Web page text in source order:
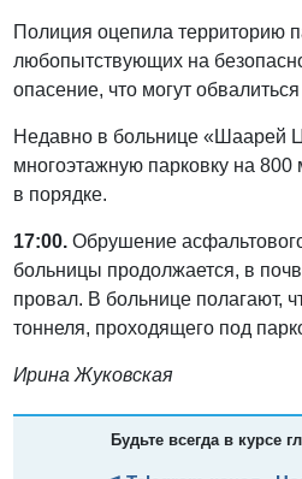
Полиция оцепила территорию
любопытствующих на
опасение, что могут
Недавно в больнице «Шаарей
многоэтажную парковку на 800
в порядке.
17:00.Обрушение
больницы продолжается, в
провал. В больнице полагают,
тоннеля, проходящего под
Ирина Жуковская
Будьте всегда в курсе